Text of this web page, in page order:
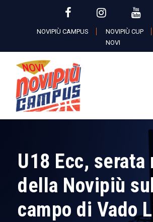
NOVIPIÙ CAMPUS NOVIPIÙ CUP
NOVI
U18 Ecc, serata
della Novipiù
campo di Vado